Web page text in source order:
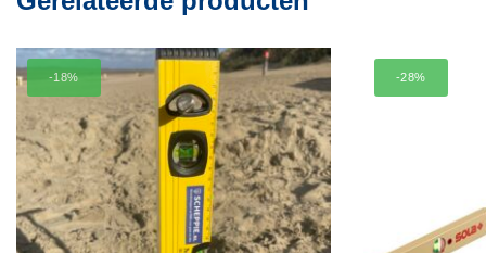
-18% -28%